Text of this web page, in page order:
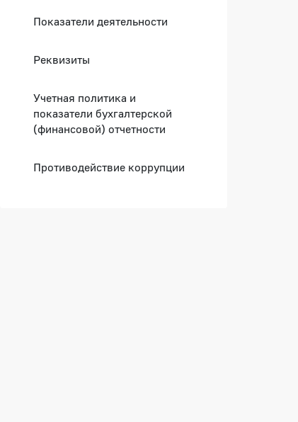
Показатели деятельности
Реквизиты
Учетная политика и
показатели бухгалтерской
(финансовой) отчетности
Противодействие коррупции